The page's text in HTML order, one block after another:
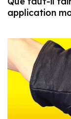
application